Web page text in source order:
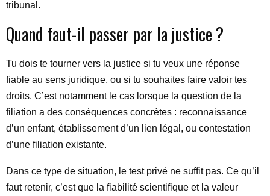
tribunal.
Quand faut-il passer par la justice ?
Tu dois te tourner vers la justice si tu veux une réponse
fiable au sens juridique, ou si tu souhaites faire valoir tes
droits. C’est notamment le cas lorsque la question de la
filiation a des conséquences concrètes : reconnaissance
d’un enfant, établissement d’un lien légal, ou contestation
d’une filiation existante.
Dans ce type de situation, le test privé ne suffit pas. Ce qu’il
faut retenir, c’est que la fiabilité scientifique et la valeur